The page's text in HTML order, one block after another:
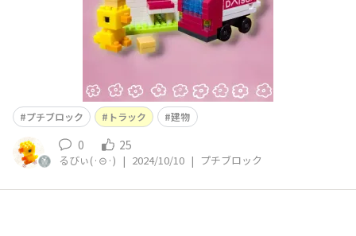
プチブロック トラック 建物
0 25
るびぃ(·⊝·) | 2024/10/10 | プチブロック